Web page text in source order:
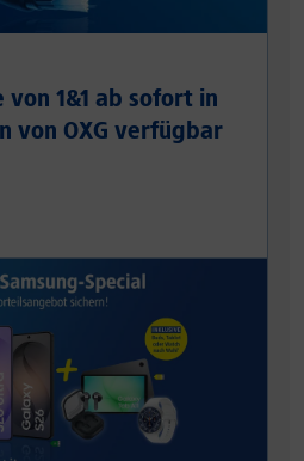
von 1&1 ab sofort in
von OXG verfügbar